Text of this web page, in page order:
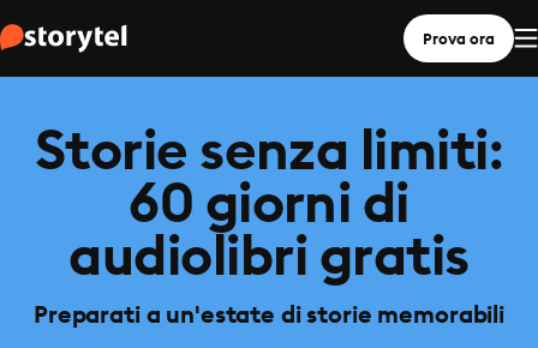
Prova ora
Storie senza limiti:
60 giorni di
audiolibri gratis
Preparati a un'estate di storie memorabili